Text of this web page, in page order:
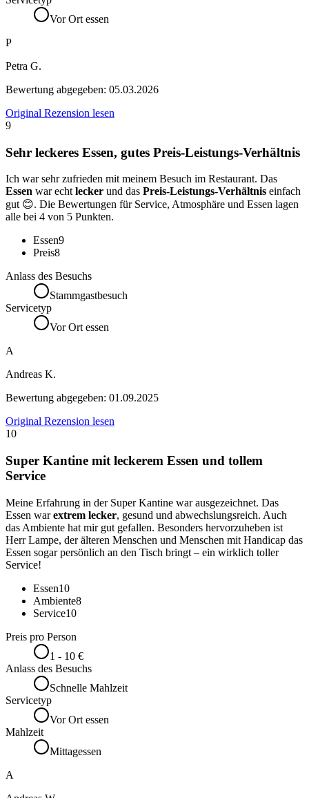
Vor Ort essen
P
Petra G.
Bewertung abgegeben: 05.03.2026
Original Rezension lesen
9
Sehr leckeres Essen, gutes Preis-Leistungs-Verhältnis
Ich war sehr zufrieden mit meinem Besuch im Restaurant. Das
Essen war echt lecker und das Preis-Leistungs-Verhältnis einfach
gut 😊. Die Bewertungen für Service, Atmosphäre und Essen lagen
alle bei 4 von 5 Punkten.
Essen9
Preis8
Anlass des Besuchs
Stammgastbesuch
Servicetyp
Vor Ort essen
A
Andreas K.
Bewertung abgegeben: 01.09.2025
Original Rezension lesen
10
Super Kantine mit leckerem Essen und tollem
Service
Meine Erfahrung in der Super Kantine war ausgezeichnet. Das
Essen warextrem lecker, gesund und abwechslungsreich. Auch
das Ambiente hat mir gut gefallen. Besonders hervorzuheben ist
Herr Lampe, der älteren Menschen und Menschen mit Handicap das
Essen sogar persönlich an den Tisch bringt – ein wirklich toller
Service!
Essen10
Ambiente8
Service10
Preis pro Person
1 - 10 €
Anlass des Besuchs
Schnelle Mahlzeit
Servicetyp
Vor Ort essen
Mahlzeit
Mittagessen
A